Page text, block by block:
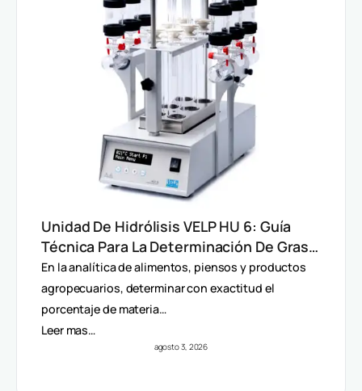
Unidad De Hidrólisis VELP HU 6: Guía
Técnica Para La Determinación De Grasa
Total En Alimentos
En la analítica de alimentos, piensos y productos
agropecuarios, determinar con exactitud el
porcentaje de materia…
Leer mas…
agosto 3, 2026